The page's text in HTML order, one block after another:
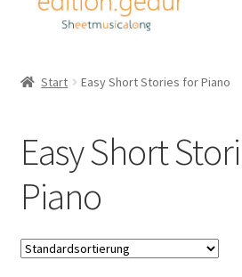
Sheet Music Books
Free Sheet Music
Start Easy Short Stories for Piano
Easy Short
Piano